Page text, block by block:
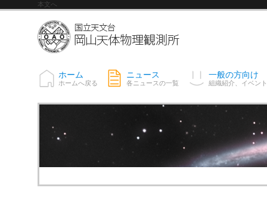
本文へ
ホーム
ホームへ戻る
ニュース
各ニュースの一覧
一般の方向け
組織紹介、イベン